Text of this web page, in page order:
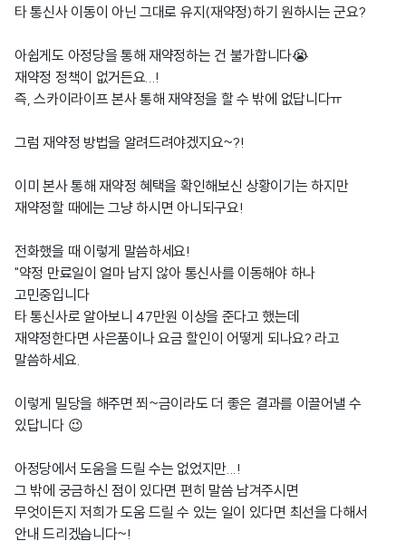
타 통신사 이동이 아닌 그대로 유지(재약정)하기 원하시는 군요?
아쉽게도 아정당을 통해 재약정하는 건 불가합니다😭
재약정 정책이 없거든요...!
즉, 스카이라이프 본사 통해 재약정을 할 수 밖에 없답니다ㅠ
그럼 재약정 방법을 알려드려야겠지요~?!
이미 본사 통해 재약정 혜택을 확인해보신 상황이기는 하지만
재약정할 때에는 그냥 하시면 아니되구요!
전화했을 때 이렇게 말씀하세요!
"약정 만료일이 얼마 남지 않아 통신사를 이동해야 하나
고민중입니다
타 통신사로 알아보니 47만원 이상을 준다고 했는데
재약정한다면 사은품이나 요금 할인이 어떻게 되나요? 라고
말씀하세요.
이렇게 밀당을 해주면 쬐~금이라도 더 좋은 결과를 이끌어낼 수
있답니다 😉
아정당에서 도움을 드릴 수는 없었지만...!
그 밖에 궁금하신 점이 있다면 편히 말씀 남겨주시면
무엇이든지 저희가 도움 드릴 수 있는 일이 있다면 최선을 다해서
안내 드리겠습니다~!